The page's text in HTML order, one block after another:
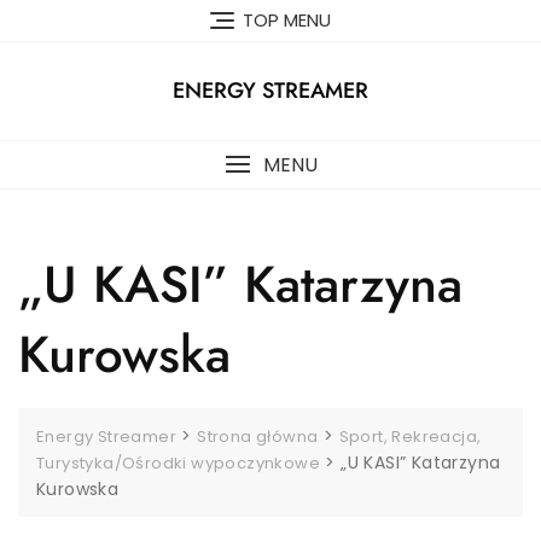
TOP MENU
ENERGY STREAMER
MENU
„U KASI” Katarzyna
Kurowska
Energy Streamer > Strona główna > Sport, Rekreacja,
Turystyka/Ośrodki wypoczynkowe >„U KASI” Katarzyna
Kurowska